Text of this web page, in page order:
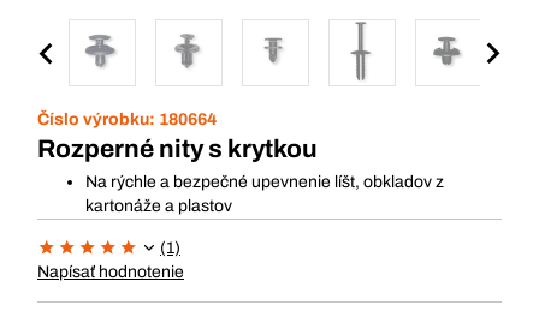
Číslo výrobku: 180664
Rozperné nity s krytkou
Na rýchle a bezpečné upevnenie líšt, obkladov z
kartonáže a plastov
(1)
Napísať hodnotenie